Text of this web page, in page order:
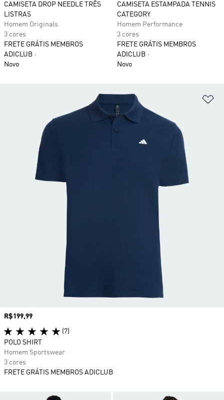
CAMISETA DROP NEEDLE TRÊS
LISTRAS
Homem Originals
3 cores
FRETE GRÁTIS MEMBROS
ADICLUB
Novo
CAMISETA ESTAMPADA TENNIS
CATEGORY
Homem Performance
3 cores
FRETE GRÁTIS MEMBROS
ADICLUB
Novo
Preço
R$199,99
(7)
POLO SHIRT
Homem Sportswear
3 cores
FRETE GRÁTIS MEMBROS ADICLUB